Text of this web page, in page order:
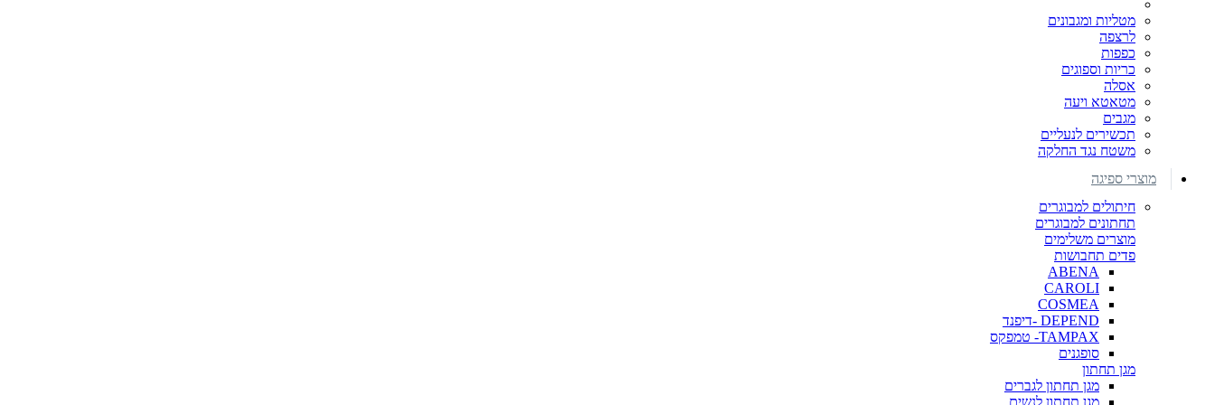
מטליות ומגבונים
לרצפה
כפפות
כריות וספוגים
אסלה
מטאטא ויעה
מגבים
תכשירים לנעליים
משטח נגד החלקה
מוצרי ספיגה
חיתולים למבוגרים
תחתונים למבוגרים
מוצרים משלימים
פדים תחבושות
ABENA
CAROLI
COSMEA
DEPEND -דיפנד
TAMPAX- טמפקס
סופגנים
מגן תחתון
מגן תחתון לגברים
מגן תחתון לנשים